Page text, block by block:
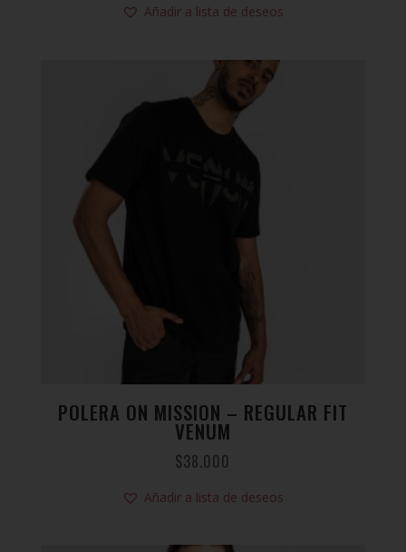
Añadir a lista de deseos
POLERA ON MISSION – REGULAR FIT
VENUM
$38.000
Añadir a lista de deseos